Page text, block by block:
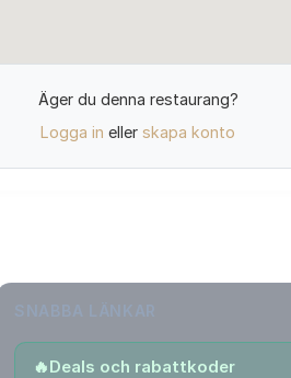
Äger du denna restaurang?
Logga in eller skapa konto
🔥Deals och rabattkoder